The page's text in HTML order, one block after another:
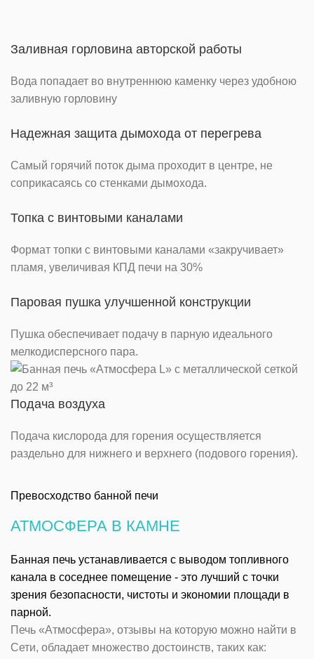
Заливная горловина авторской работы
Вода попадает во внутреннюю каменку через удобною
заливную горловину
Надежная защита дымохода от перегрева
Самый горячий поток дыма проходит в центре, не
соприкасаясь со стенками дымохода.
Топка с винтовыми каналами
Формат топки с винтовыми каналами «закручивает»
пламя, увеличивая КПД печи на 30%
Паровая пушка улучшенной конструкции
Пушка обеспечивает подачу в парную идеального
мелкодисперсного пара.
Подача воздуха
Подача кислорода для горения осуществляется
раздельно для нижнего и верхнего (подового горения).
Превосходство банной печи
АТМОСФЕРА В КАМНЕ
Банная печь устанавливается с выводом топливного
канала в соседнее помещение - это лучший с точки
зрения безопасности, чистоты и экономии площади в
парной.
Печь «Атмосфера», отзывы на которую можно найти в
Сети, обладает множество достоинств, таких как: